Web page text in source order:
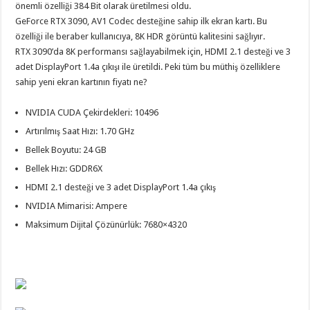
önemli özelliği 384 Bit olarak üretilmesi oldu.
GeForce RTX 3090, AV1 Codec desteğine sahip ilk ekran kartı. Bu
özelliği ile beraber kullanıcıya, 8K HDR görüntü kalitesini sağlıyır.
RTX 3090’da 8K performansı sağlayabilmek için, HDMI 2.1 desteği ve 3
adet DisplayPort 1.4a çıkışı ile üretildi. Peki tüm bu müthiş özelliklere
sahip yeni ekran kartının fiyatı ne?
NVIDIA CUDA Çekirdekleri: 10496
Artırılmış Saat Hızı: 1.70 GHz
Bellek Boyutu: 24 GB
Bellek Hızı: GDDR6X
HDMI 2.1 desteği ve 3 adet DisplayPort 1.4a çıkış
NVIDIA Mimarisi: Ampere
Maksimum Dijital Çözünürlük: 7680×4320